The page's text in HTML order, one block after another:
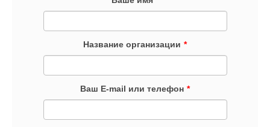
Название организации *
Ваш E-mail или телефон *